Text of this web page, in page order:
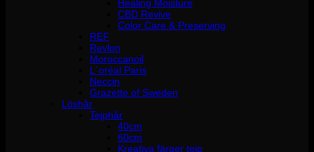
Healing Moisture
CBD Revive
Color Care & Preserving
REF
Revlon
Moroccanoil
L´oréal Paris
Neccin
Grazette of Sweden
Löshår
Tejphår
40cm
60cm
Kreativa färger tejp